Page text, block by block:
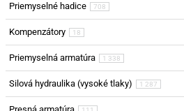
Priemyselné hadice 708
Kompenzátory 18
Priemyselná armatúra 1 338
Silová hydraulika (vysoké tlaky) 1 287